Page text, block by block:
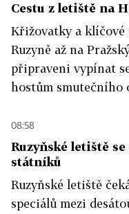
Cestu z letiště na
Křižovatky a klíčové
Ruzyně až na
připraveni vypínat
hostům smutečního
08:58
Ruzyňské letiště
státníků
Ruzyňské letiště
speciálů mezi